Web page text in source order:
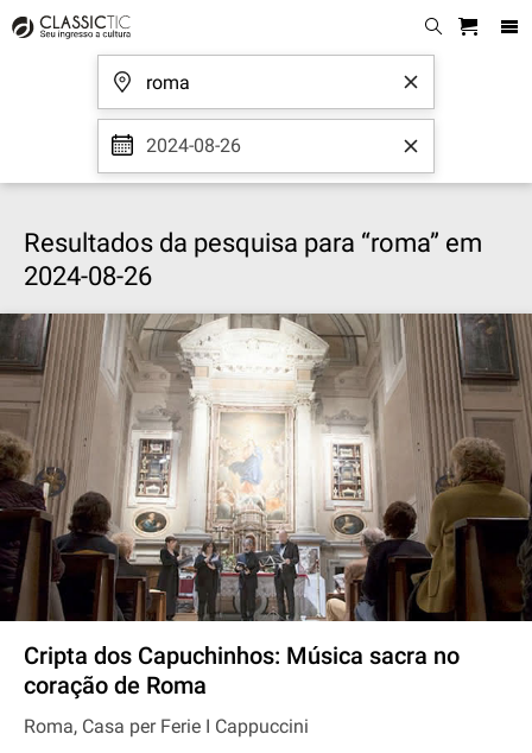
2024-08-26
Resultados da pesquisa para “roma” em
2024-08-26
Cripta dos Capuchinhos: Música sacra no
coração de Roma
Roma, Casa per Ferie I Cappuccini